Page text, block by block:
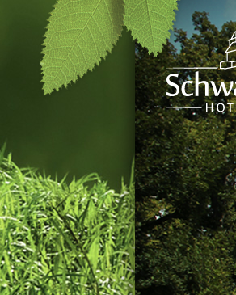
Direkt zum Inhalt